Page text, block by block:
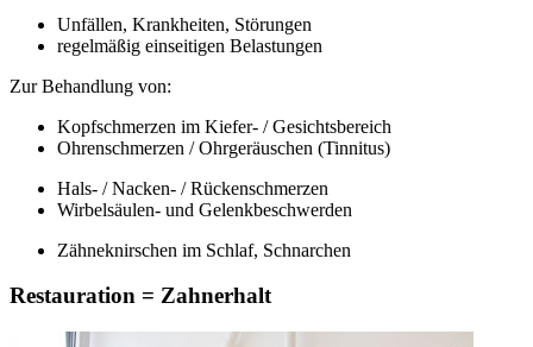
Unfällen, Krankheiten, Störungen
regelmäßig einseitigen Belastungen
Zur Behandlung von:
Kopfschmerzen im Kiefer- / Gesichtsbereich
Ohrenschmerzen / Ohrgeräuschen (Tinnitus)
Hals- / Nacken- / Rückenschmerzen
Wirbelsäulen- und Gelenkbeschwerden
Zähneknirschen im Schlaf, Schnarchen
Restauration = Zahnerhalt